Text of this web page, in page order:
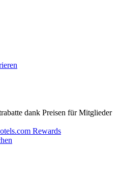
dank Preisen für Mitglieder
Rewards